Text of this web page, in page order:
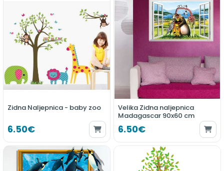
Zidna Naljepnica - baby zoo
6.50€
Velika Zidna naljepnica
Madagascar 90x60 cm
6.50€